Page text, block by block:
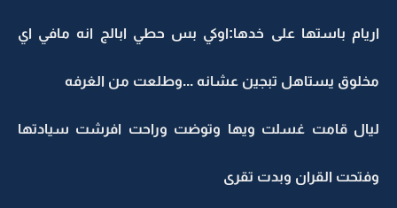
اريام باستها على خدها:اوكي بس حطي ابالج انه مافي اي
مخلوق يستاهل تبجين عشانه ...وطلعت من الغرفه
ليال قامت غسلت ويها وتوضت وراحت افرشت سيادتها
وفتحت القران وبدت تقرى